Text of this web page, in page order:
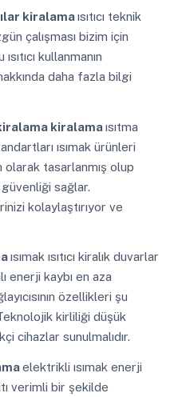
kiralamaısıtıcı teknik
çalışması bizim için
kullanmanın
daha fazla bilgi
kiralama kiralamaısıtma
ısımak ürünleri
tasarlanmış olup
güvenliği sağlar.
kolaylaştırıyor ve
ısımak ısıtıcı kiralık duvarlar
enerji kaybı en aza
özellikleri şu
kirliliği düşük
cihazlar sunulmalıdır.
elektrikli ısımak enerji
verimli bir şekilde